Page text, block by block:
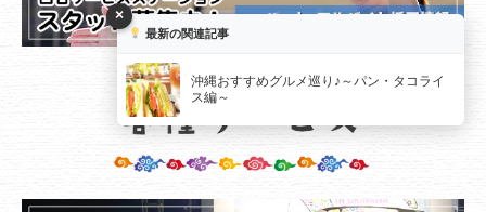
×
最新の関連記事
沖縄おすすめグルメ巡り♪～パン・タコライ
ス編～